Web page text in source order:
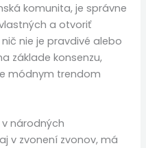
komunita, je správne
a otvoriť
nie je pravdivé alebo
základe konsenzu,
módnym trendom
národných
v zvonení zvonov, má